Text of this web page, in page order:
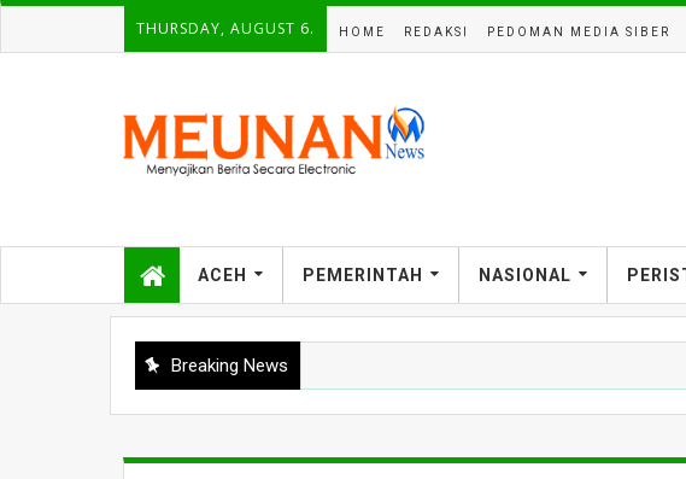
THURSDAY, AUGUST 6. HOME REDAKSI PEDOMAN MEDIA SIBER
ACEH PEMERINTAH NASIONAL
Breaking News